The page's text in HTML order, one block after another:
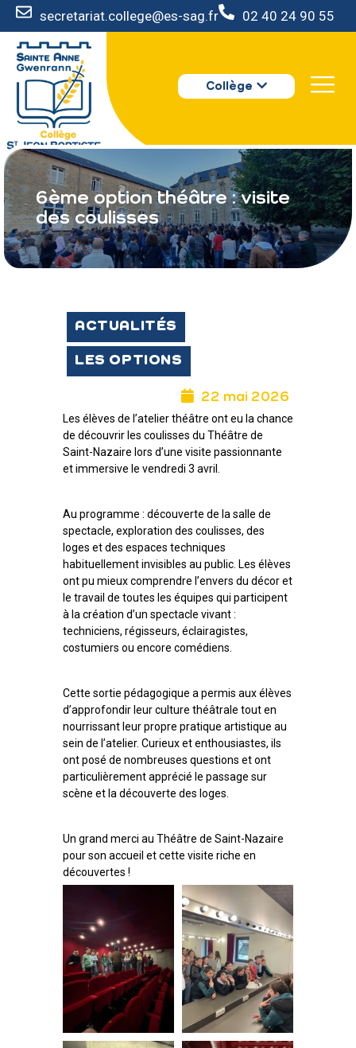
secretariat.college@es-sag.fr 02 40 24 90 55
Collège
6ème option théâtre : visite
des coulisses
LE COLLÈGE
S’INSCRIRE
VIE AU COLLÈGE
VOTRE ESPACE
NOUS CONTACTER
ACTUALITÉS
LES OPTIONS
22 mai 2026
Les élèves de l’atelier théâtre ont eu la chance
de découvrir les coulisses du Théâtre de
Saint-Nazaire lors d’une visite passionnante
et immersive le vendredi 3 avril.
Au programme : découverte de la salle de
spectacle, exploration des coulisses, des
loges et des espaces techniques
habituellement invisibles au public. Les élèves
ont pu mieux comprendre l’envers du décor et
le travail de toutes les équipes qui participent
à la création d’un spectacle vivant :
techniciens, régisseurs, éclairagistes,
costumiers ou encore comédiens.
Cette sortie pédagogique a permis aux élèves
d’approfondir leur culture théâtrale tout en
nourrissant leur propre pratique artistique au
sein de l’atelier. Curieux et enthousiastes, ils
ont posé de nombreuses questions et ont
particulièrement apprécié le passage sur
scène et la découverte des loges.
Un grand merci au Théâtre de Saint-Nazaire
pour son accueil et cette visite riche en
découvertes !